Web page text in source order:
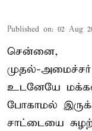
Published on: 02 Aug
சென்னை,
முதல்-
உடனேயே
போகாமல்
சாட்டையை